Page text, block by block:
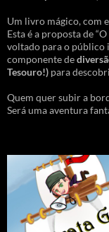
Um livro mágico, com
Esta é a proposta de
voltado para o público
componente de
Tesouro!) para
Quem quer subir a
Será uma aventura